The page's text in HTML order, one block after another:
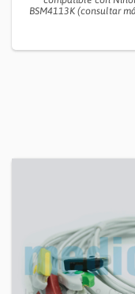
BSM4113K (consultar